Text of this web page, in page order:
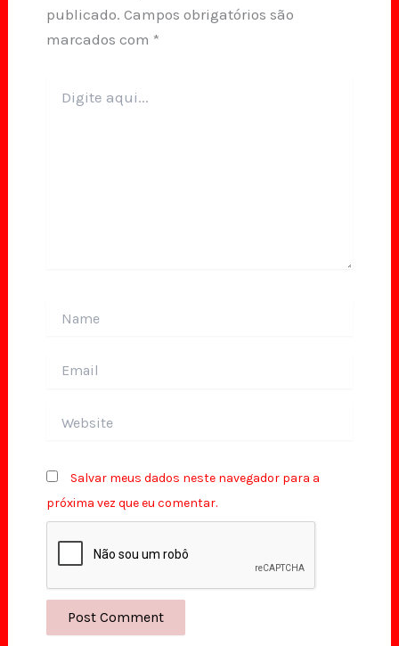
publicado. Campos obrigatórios são
marcados com *
aqui...
Salvar meus dados neste navegador para a
próxima vez que eu comentar.